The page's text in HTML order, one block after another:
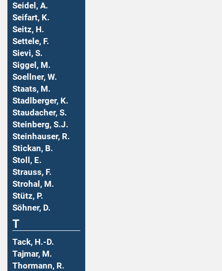
Seidel, A.
Seifart, K.
Seitz, H.
Settele, F.
Sievi, S.
Siggel, M.
Soellner, W.
Staats, M.
Stadlberger, K.
Staudacher, S.
Steinberg, S.J.
Steinhauser, R.
Stickan, B.
Stoll, E.
Strauss, F.
Strohal, M.
Stütz, P.
Söhner, D.
T
Tack, H.-D.
Tajmar, M.
Thormann, R.